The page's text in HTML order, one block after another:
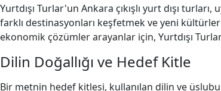
Yurtdışı Turlar'un Ankara çıkışlı yurt dışı
farklı destinasyonları keşfetmek ve yeni
ekonomik çözümler arayanlar için, Yurtdışı
Dilin Doğallığı ve Hedef Kitle
Bir metnin hedef kitlesi, kullanılan dilin ve